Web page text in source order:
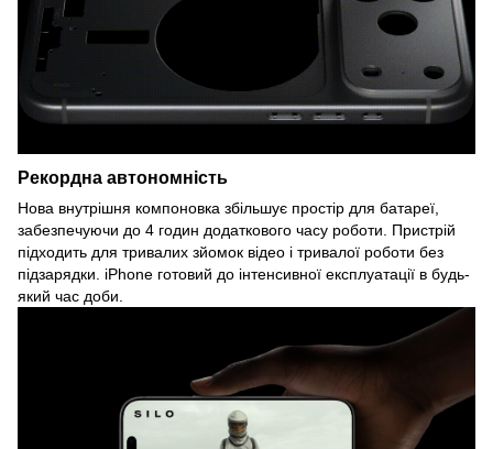
Рекордна автономність
Нова внутрішня компоновка збільшує простір для батареї,
забезпечуючи до 4 годин додаткового часу роботи. Пристрій
підходить для тривалих зйомок відео і тривалої роботи без
підзарядки. iPhone готовий до інтенсивної експлуатації в будь-
який час доби.